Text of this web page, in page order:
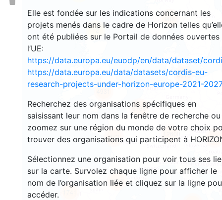
Elle est fondée sur les indications concernant les
projets menés dans le cadre de Horizon telles
ont été publiées sur le Portail de données ouvertes
l’UE:
https://data.europa.eu/euodp/en/data/dataset/
https://data.europa.eu/data/datasets/cordis-eu-
research-projects-under-horizon-europe-2021-2027
Recherchez des organisations spécifiques en
saisissant leur nom dans la fenêtre de recherche ou
zoomez sur une région du monde de votre choix
trouver des organisations qui participent à
Sélectionnez une organisation pour voir tous ses
sur la carte. Survolez chaque ligne pour afficher le
nom de l’organisation liée et cliquez sur la ligne
accéder.
12
6738
4015
908
4966
673 12600
6656